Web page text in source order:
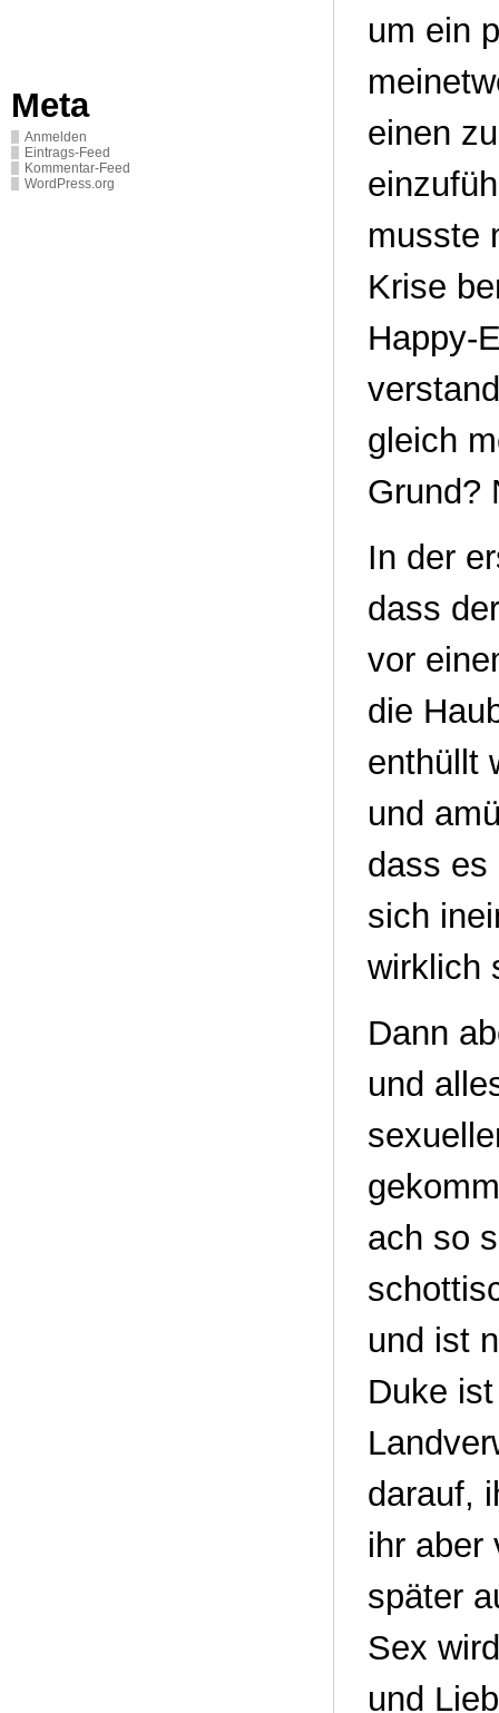
Meta
Anmelden
Eintrags-Feed
Kommentar-Feed
WordPress.org
um ein
einen
musste
Krise
Happy-
gleich
Grund?
In der
dass
vor
die
enthüllt
und
dass es
sich
wirklich
Dann
und
ach so
und ist
Duke
darauf,
ihr aber
später
Sex
und